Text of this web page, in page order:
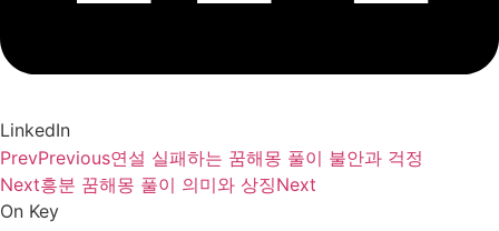
LinkedIn
PrevPrevious연설 실패하는 꿈해몽 풀이 불안과 걱정
Next흥분 꿈해몽 풀이 의미와 상징Next
On Key